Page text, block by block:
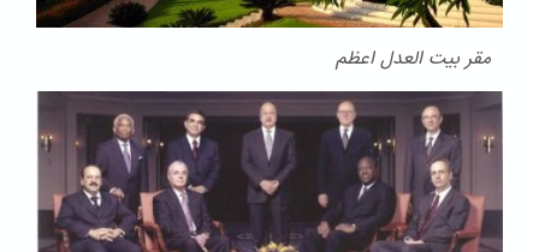
مقر بیت العدل اعظم